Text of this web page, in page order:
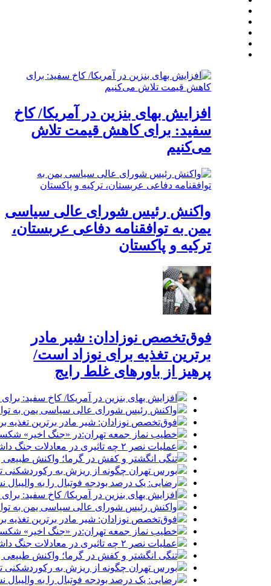
افزایش بهای بنزین در آمریکا/ کاخ
سفید: برای کاهش قیمت تلاش
می‌کنیم
واکنش رئیس شورای عالی سیاسی
یمن به توافقنامه دفاعی عربستان،
ترکیه و پاکستان
فوق‌تخصص نوزادان: شیر مادر
برترین تغذیه برای نوزاد است/
پرهیز از باورهای غلط رایج
افزایش بهای بنزین در آمریکا/ کاخ سفید:
واکنش رئیس شورای عالی سیاسی یمن به
فوق‌تخصص نوزادان: شیر مادر برترین تغذیه
خطیب نماز جمعه تهران:در «جنگ اخیر»
عملیات نصر ۲ چه تاثیری در معادلات جنگ داشت؟ *سعدالله زارعی
تنگی انگشتر و کفش در گرما؛ واکنش طبیعی
بورس تهران چگونه از ریزش به رکوردشکنی
رضایی: یک درصد بودجه فوتبال را به والیبال
افزایش بهای بنزین در آمریکا/ کاخ سفید:
واکنش رئیس شورای عالی سیاسی یمن به
فوق‌تخصص نوزادان: شیر مادر برترین تغذیه
خطیب نماز جمعه تهران:در «جنگ اخیر»
عملیات نصر ۲ چه تاثیری در معادلات جنگ داشت؟ *سعدالله زارعی
تنگی انگشتر و کفش در گرما؛ واکنش طبیعی
بورس تهران چگونه از ریزش به رکوردشکنی
رضایی: یک درصد بودجه فوتبال را به والیبال